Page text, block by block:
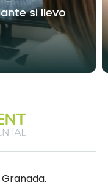
si llevo